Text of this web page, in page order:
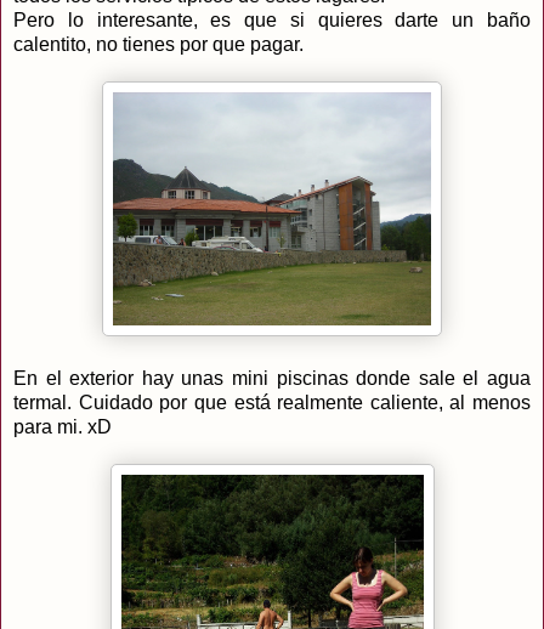
Pero lo interesante, es que si quieres darte un baño
calentito, no tienes por que pagar.
En el exterior hay unas mini piscinas donde sale el agua
termal. Cuidado por que está realmente caliente, al menos
para mi. xD